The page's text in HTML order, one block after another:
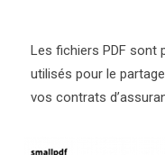
Les fichiers PDF sont
utilisés pour le
vos contrats